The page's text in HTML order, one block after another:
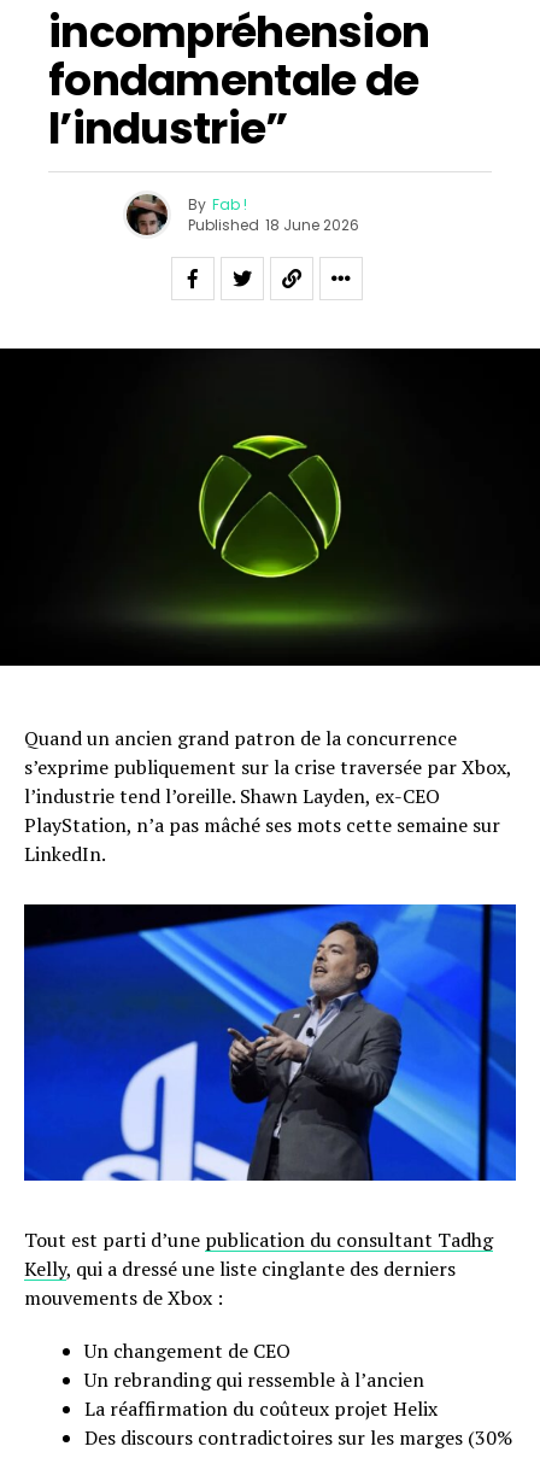
incompréhension
fondamentale de
l’industrie”
By Fab !
Published 18 June 2026
Quand un ancien grand patron de la concurrence
s’exprime publiquement sur la crise traversée par Xbox,
l’industrie tend l’oreille. Shawn Layden, ex-CEO
PlayStation, n’a pas mâché ses mots cette semaine sur
LinkedIn.
Tout est parti d’une publication du consultant Tadhg
Kelly, qui a dressé une liste cinglante des derniers
mouvements de Xbox :
Un changement de CEO
Un rebranding qui ressemble à l’ancien
La réaffirmation du coûteux projet Helix
Des discours contradictoires sur les marges (30%